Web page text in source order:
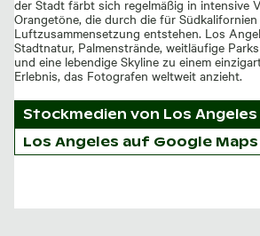
der Stadt färbt sich regelmäßig in intensive
Orangetöne, die durch die für
Luftzusammensetzung entstehen. Los
Stadtnatur, Palmenstrände, weitläufige
und eine lebendige Skyline zu einem
Erlebnis, das Fotografen weltweit anzieht.
Stockmedien von Los Angeles
Los Angeles auf Google Maps